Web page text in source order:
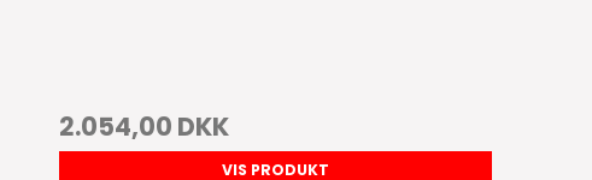
2.054,00 DKK
VIS PRODUKT